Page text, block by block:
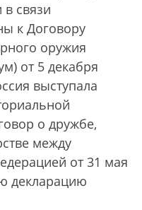
в связи
к Договору
оружия
от 5 декабря
выступала
о дружбе,
между
от 31 мая
декларацию